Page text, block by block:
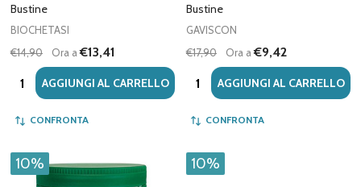
Bustine
BIOCHETASI
€14,90
Ora a€13,41
Quantità:AGGIUNGI AL CARRELLO
CONFRONTA
Bustine
GAVISCON
€17,90
Ora a€9,42
Quantità:AGGIUNGI AL CARRELLO
CONFRONTA
10% 10%